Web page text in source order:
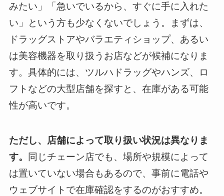
みたい」「急いでいるから、すぐに手に入れた
い」という方も少なくないでしょう。まずは、
ドラッグストアやバラエティショップ、あるい
は美容機器を取り扱うお店などが候補になりま
す。具体的には、ツルハドラッグやハンズ、ロ
フトなどの大型店舗を探すと、在庫がある可能
性が高いです。
ただし、店舗によって取り扱い状況は異なりま
す。
同じチェーン店でも、場所や規模によって
は置いていない場合もあるので、事前に電話や
ウェブサイトで在庫確認をするのがおすすめ。